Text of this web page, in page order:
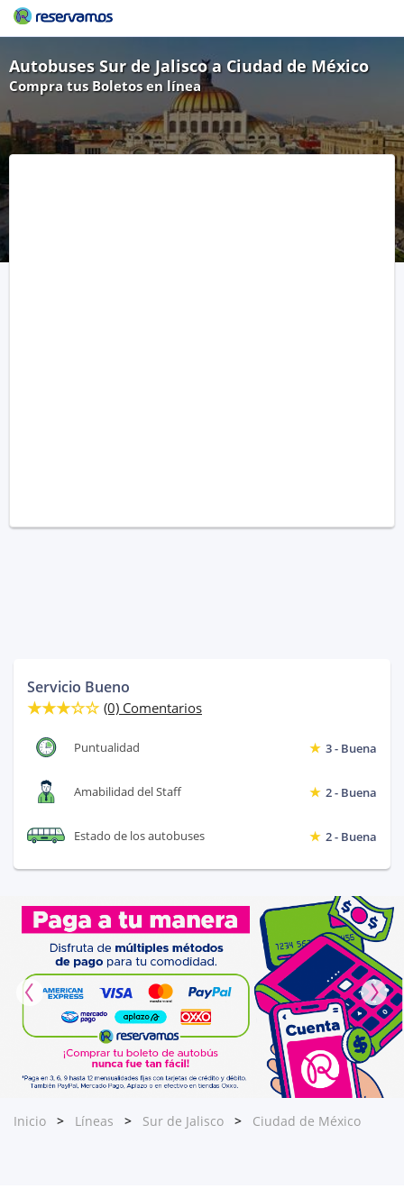
Autobuses Sur de Jalisco a Ciudad de México
Compra tus Boletos en línea
Servicio Bueno
(0) Comentarios
Puntualidad 3 - Buena
Amabilidad del Staff 2 - Buena
Estado de los autobuses 2 - Buena
Inicio Líneas Sur de Jalisco Ciudad de México